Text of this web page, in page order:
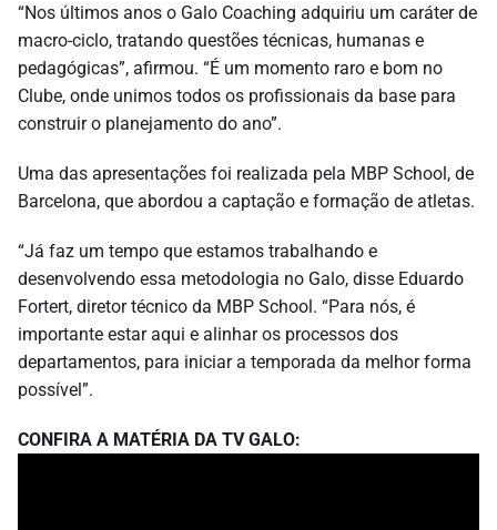
“Nos últimos anos o Galo Coaching adquiriu um caráter de
macro-ciclo, tratando questões técnicas, humanas e
pedagógicas”, afirmou. “É um momento raro e bom no
Clube, onde unimos todos os profissionais da base para
construir o planejamento do ano”.
Uma das apresentações foi realizada pela MBP School, de
Barcelona, que abordou a captação e formação de atletas.
“Já faz um tempo que estamos trabalhando e
desenvolvendo essa metodologia no Galo, disse Eduardo
Fortert, diretor técnico da MBP School. “Para nós, é
importante estar aqui e alinhar os processos dos
departamentos, para iniciar a temporada da melhor forma
possível”.
CONFIRA A MATÉRIA DA TV GALO: